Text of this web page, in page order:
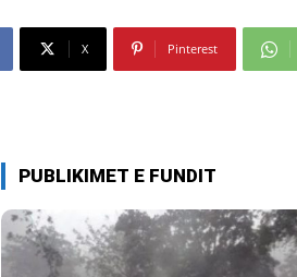
X Pinterest
PUBLIKIMET E FUNDIT